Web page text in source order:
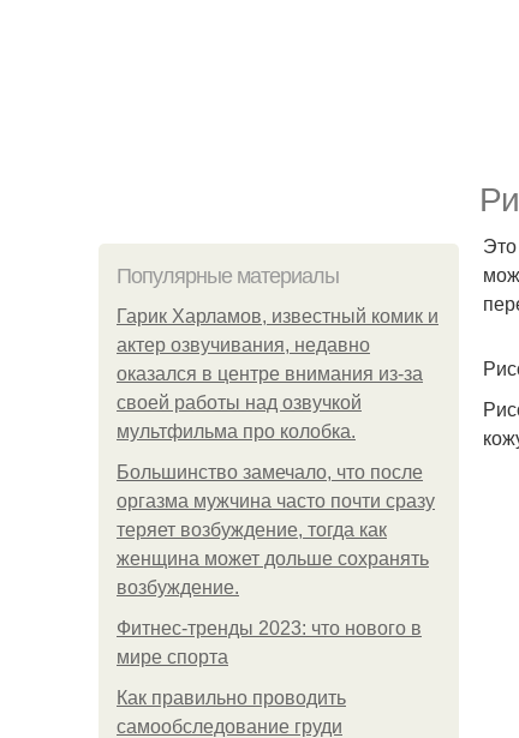
Популярные материалы
Гарик Харламов, известный комик и
актер озвучивания, недавно
оказался в центре внимания из-за
своей работы над озвучкой
мультфильма про колобка.
Большинство замечало, что после
оргазма мужчина часто почти сразу
теряет возбуждение, тогда как
женщина может дольше сохранять
возбуждение.
Фитнес-тренды 2023: что нового в
мире спорта
Как правильно проводить
самообследование груди